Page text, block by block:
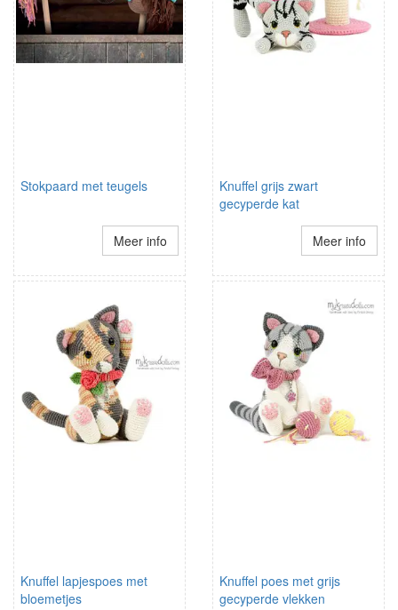
Stokpaard met teugels
Meer info
Knuffel grijs zwart
gecyperde kat
Meer info
Knuffel lapjespoes met
bloemetjes
Knuffel poes met grijs
gecyperde vlekken